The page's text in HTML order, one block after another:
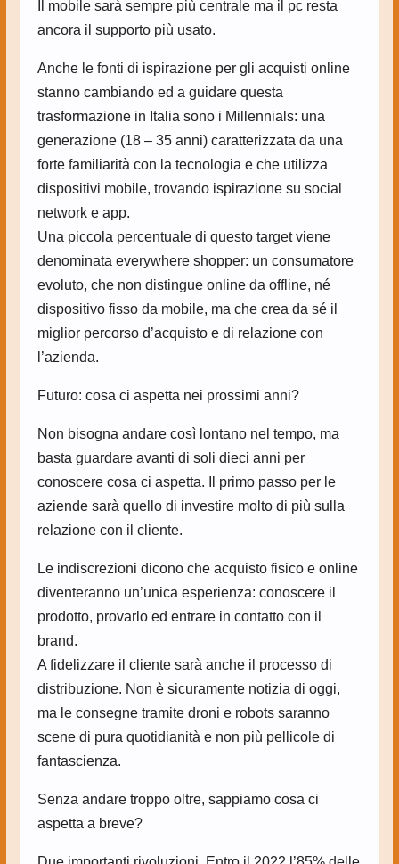
Il mobile sarà sempre più centrale ma il pc resta
ancora il supporto più usato.
Anche le fonti di ispirazione per gli acquisti online
stanno cambiando ed a guidare questa
trasformazione in Italia sono i Millennials: una
generazione (18 – 35 anni) caratterizzata da una
forte familiarità con la tecnologia e che utilizza
dispositivi mobile, trovando ispirazione su social
network e app.
Una piccola percentuale di questo target viene
denominata everywhere shopper: un consumatore
evoluto, che non distingue online da offline, né
dispositivo fisso da mobile, ma che crea da sé il
miglior percorso d’acquisto e di relazione con
l’azienda.
Futuro: cosa ci aspetta nei prossimi anni?
Non bisogna andare così lontano nel tempo, ma
basta guardare avanti di soli dieci anni per
conoscere cosa ci aspetta. Il primo passo per le
aziende sarà quello di investire molto di più sulla
relazione con il cliente.
Le indiscrezioni dicono che acquisto fisico e online
diventeranno un’unica esperienza: conoscere il
prodotto, provarlo ed entrare in contatto con il
brand.
A fidelizzare il cliente sarà anche il processo di
distribuzione. Non è sicuramente notizia di oggi,
ma le consegne tramite droni e robots saranno
scene di pura quotidianità e non più pellicole di
fantascienza.
Senza andare troppo oltre, sappiamo cosa ci
aspetta a breve?